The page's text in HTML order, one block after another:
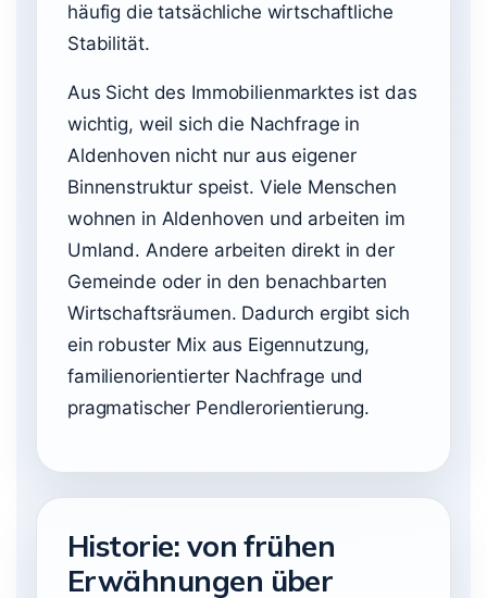
häufig die tatsächliche wirtschaftliche
Stabilität.
Aus Sicht des Immobilienmarktes ist das
wichtig, weil sich die Nachfrage in
Aldenhoven nicht nur aus eigener
Binnenstruktur speist. Viele Menschen
wohnen in Aldenhoven und arbeiten im
Umland. Andere arbeiten direkt in der
Gemeinde oder in den benachbarten
Wirtschaftsräumen. Dadurch ergibt sich
ein robuster Mix aus Eigennutzung,
familienorientierter Nachfrage und
pragmatischer Pendlerorientierung.
Historie: von frühen
Erwähnungen über